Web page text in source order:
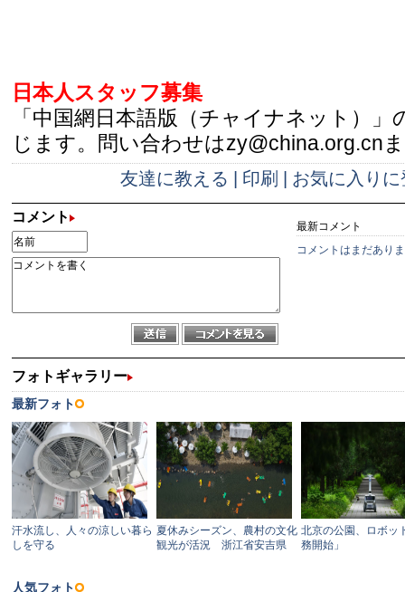
日本人スタッフ募集
「中国網日本語版（チャイナネット）」
じます。問い合わせはzy@china.org.cn
友達に教える 印刷 お気に入りに
コメント
最新コメント
コメントはまだあり